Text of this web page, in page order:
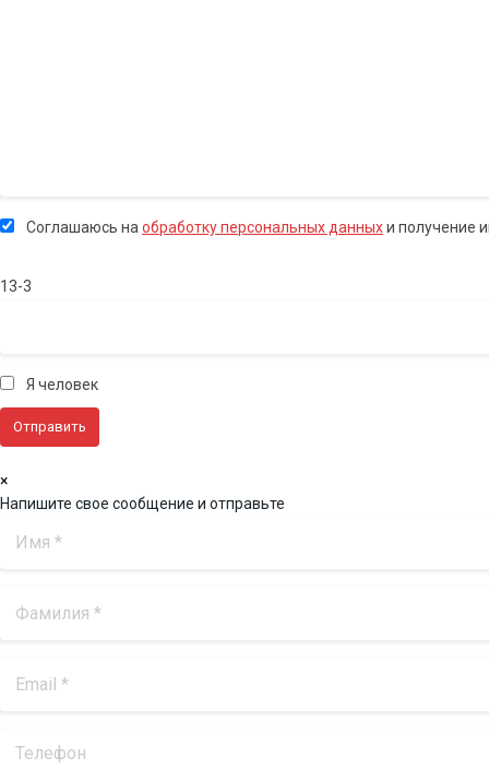
Соглашаюсь на обработку персональных данныхи получение
13-3
Я человек
×
Напишите свое сообщение и отправьте